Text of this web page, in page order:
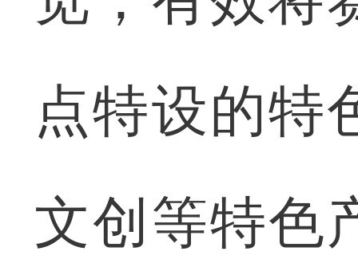
点特设的特
文创等特色